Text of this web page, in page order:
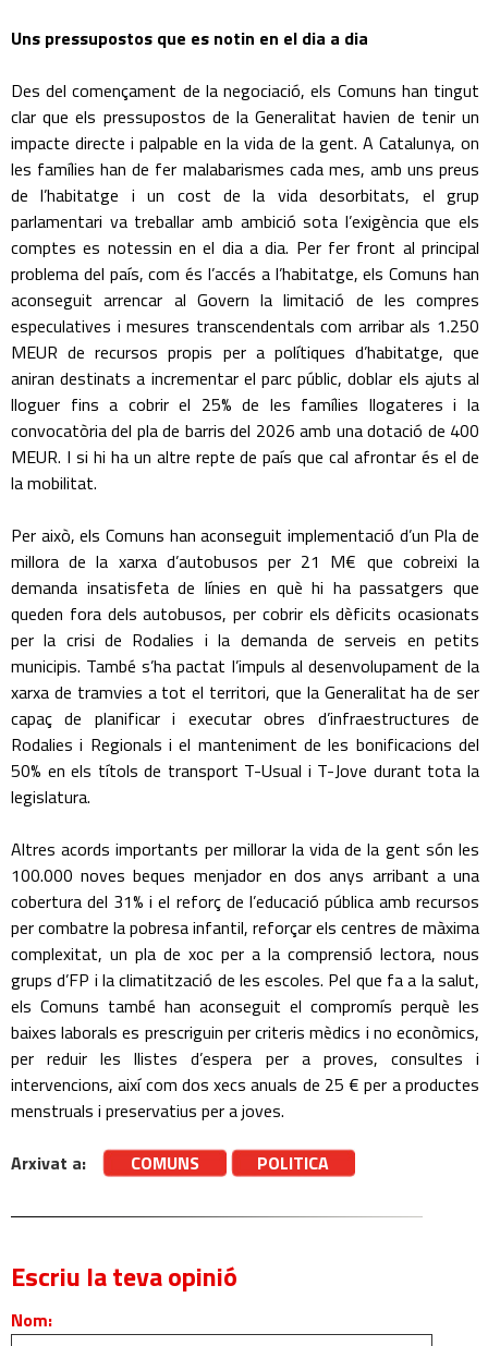
Uns pressupostos que es notin en el dia a dia
Des del començament de la negociació, els Comuns han tingut
clar que els pressupostos de la Generalitat havien de tenir un
impacte directe i palpable en la vida de la gent. A Catalunya, on
les famílies han de fer malabarismes cada mes, amb uns preus
de l’habitatge i un cost de la vida desorbitats, el grup
parlamentari va treballar amb ambició sota l’exigència que els
comptes es notessin en el dia a dia. Per fer front al principal
problema del país, com és l’accés a l’habitatge, els Comuns han
aconseguit arrencar al Govern la limitació de les compres
especulatives i mesures transcendentals com arribar als 1.250
MEUR de recursos propis per a polítiques d’habitatge, que
aniran destinats a incrementar el parc públic, doblar els ajuts al
lloguer fins a cobrir el 25% de les famílies llogateres i la
convocatòria del pla de barris del 2026 amb una dotació de 400
MEUR. I si hi ha un altre repte de país que cal afrontar és el de
la mobilitat.
Per això, els Comuns han aconseguit implementació d’un Pla de
millora de la xarxa d’autobusos per 21 M€ que cobreixi la
demanda insatisfeta de línies en què hi ha passatgers que
queden fora dels autobusos, per cobrir els dèficits ocasionats
per la crisi de Rodalies i la demanda de serveis en petits
municipis. També s’ha pactat l’impuls al desenvolupament de la
xarxa de tramvies a tot el territori, que la Generalitat ha de ser
capaç de planificar i executar obres d’infraestructures de
Rodalies i Regionals i el manteniment de les bonificacions del
50% en els títols de transport T-Usual i T-Jove durant tota la
legislatura.
Altres acords importants per millorar la vida de la gent són les
100.000 noves beques menjador en dos anys arribant a una
cobertura del 31% i el reforç de l’educació pública amb recursos
per combatre la pobresa infantil, reforçar els centres de màxima
complexitat, un pla de xoc per a la comprensió lectora, nous
grups d’FP i la climatització de les escoles. Pel que fa a la salut,
els Comuns també han aconseguit el compromís perquè les
baixes laborals es prescriguin per criteris mèdics i no econòmics,
per reduir les llistes d’espera per a proves, consultes i
intervencions, així com dos xecs anuals de 25 € per a productes
menstruals i preservatius per a joves.
Arxivat a:
COMUNS POLITICA
Escriu la teva opinió
Nom: